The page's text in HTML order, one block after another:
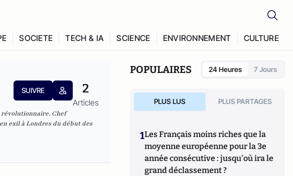
SOCIETE TECH & IA SCIENCE ENVIRONNEMENT CULTURE
SUIVRE 2
Articles
Chef
exil à Londres du début des
POPULAIRES 24 Heures 7 Jours
PLUS LUS PLUS PARTAGES
1Les Français moins riches que la
moyenne européenne pour la 3e
année consécutive : jusqu'où ira le
grand déclassement ?